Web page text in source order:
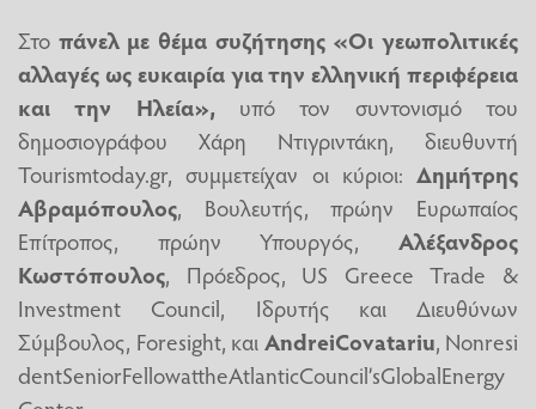
Στο πάνελ με θέμα συζήτησης «Οι γεωπολιτικές
αλλαγές ως ευκαιρία για την ελληνική περιφέρεια
και την Ηλεία», υπό τον συντονισμό του
δημοσιογράφου Χάρη Ντιγριντάκη, διευθυντή
Tourismtoday.gr, συμμετείχαν οι κύριοι: Δημήτρης
Αβραμόπουλος, Βουλευτής, πρώην Ευρωπαίος
Επίτροπος, πρώην Υπουργός, Αλέξανδρος
Κωστόπουλος, Πρόεδρος, US Greece Trade &
Investment Council, Ιδρυτής και Διευθύνων
Σύμβουλος, Foresight, και AndreiCovatariu, Nonresi
dentSeniorFellowattheAtlanticCouncil’sGlobalEnergy